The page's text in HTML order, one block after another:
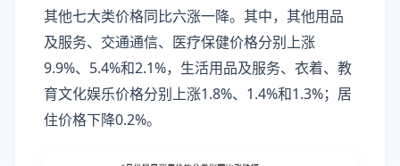
其他七大类价格同比六涨一降。其中，其他用品
及服务、交通通信、医疗保健价格分别上涨
9.9%、5.4%和2.1%，生活用品及服务、衣着、教
育文化娱乐价格分别上涨1.8%、1.4%和1.3%；居
住价格下降0.2%。